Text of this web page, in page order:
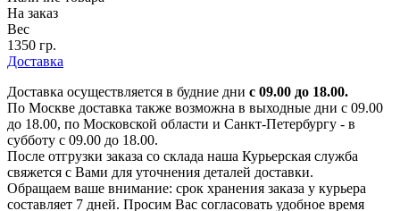
На заказ
Вес
1350 гр.
Доставка
Доставка осуществляется в будние дни с 09.00 до 18.00.
По Москве доставка также возможна в выходные дни с 09.00
до 18.00, по Московской области и Санкт-Петербургу - в
субботу с 09.00 до 18.00.
После отгрузки заказа со склада наша Курьерская служба
свяжется с Вами для уточнения деталей доставки.
Обращаем ваше внимание: срок хранения заказа у курьера
составляет 7 дней. Просим Вас согласовать удобное время